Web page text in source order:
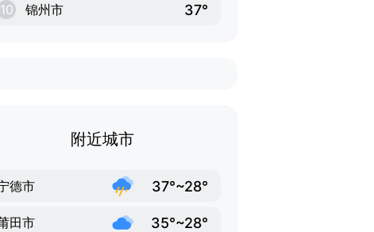
10 锦州市 37°
附近城市
德市 37°~28°
田市 35°~28°